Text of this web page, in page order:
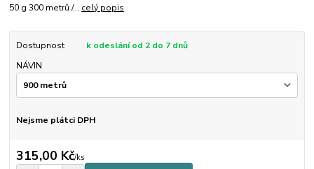
50 g 300 metrů /... celý popis
Dostupnost
k odeslání od 2 do 7 dnů
NÁVIN
Nejsme plátci DPH
315,00 Kč/ks